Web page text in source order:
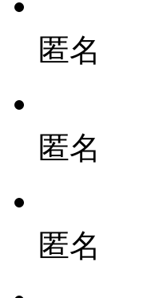
匿名
匿名
匿名